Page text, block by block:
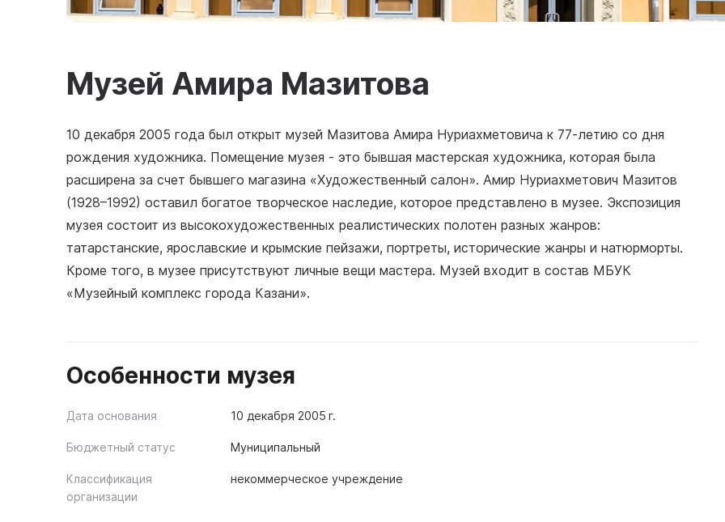
Музей Амира Мазитова
10 декабря 2005 года был открыт музей Мазитова Амира Нуриахметовича к 77-летию со дня
рождения художника. Помещение музея - это бывшая мастерская художника, которая была
расширена за счет бывшего магазина «Художественный салон». Амир Нуриахметович Мазитов
(1928–1992) оставил богатое творческое наследие, которое представлено в музее. Экспозиция
музея состоит из высокохудожественных реалистических полотен разных жанров:
татарстанские, ярославские и крымские пейзажи, портреты, исторические жанры и натюрморты.
Кроме того, в музее присутствуют личные вещи мастера. Музей входит в состав МБУК
«Музейный комплекс города Казани».
Особенности музея
Дата основания 10 декабря 2005 г.
Бюджетный статус Муниципальный
Классификация
организации
некоммерческое учреждение